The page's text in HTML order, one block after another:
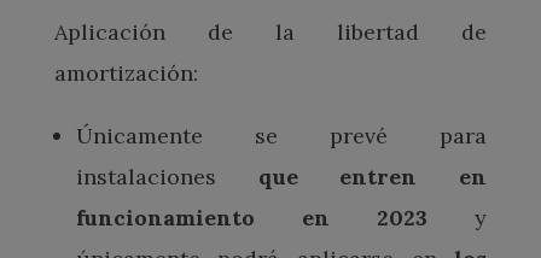
Aplicación de la libertad de
amortización:
Únicamente se prevé para
instalaciones que entren en
funcionamiento en 2023 y